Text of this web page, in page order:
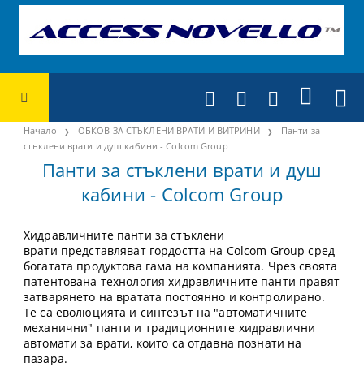
Начало ОБКОВ ЗА СТЪКЛЕНИ ВРАТИ И ВИТРИНИ
Панти за
стъклени врати и душ кабини - Colcom Group
Панти за стъклени врати и душ
кабини - Colcom Group
Хидравличните панти за стъклени
врати представляват гордостта на Colcom Group сред
богатата продуктова гама на компанията. Чрез своята
патентована технология хидравличните панти правят
затварянето на вратата постоянно и контролирано.
Те са еволюцията и синтезът на "автоматичните
механични" панти и традиционните хидравлични
автомати за врати, които са отдавна познати на
пазара.